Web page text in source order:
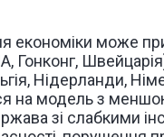
економіки може
Гонконг,
Нідерланди,
на модель з
зі слабкими